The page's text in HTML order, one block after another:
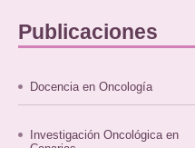
Publicaciones
Docencia en Oncología
Investigación Oncológica en